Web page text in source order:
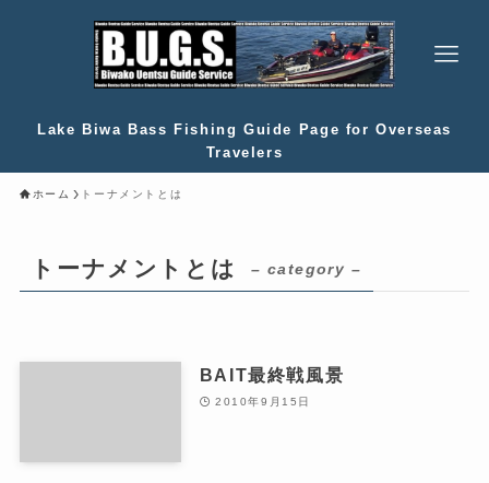
Lake Biwa Bass Fishing Guide Page for Overseas
Travelers
ホーム トーナメントとは
トーナメントとは – category –
BAIT最終戦風景
2010年9月15日